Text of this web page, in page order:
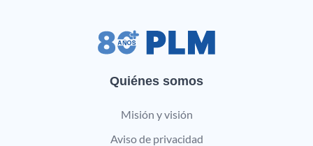
Quiénes somos
Misión y visión
Aviso de privacidad